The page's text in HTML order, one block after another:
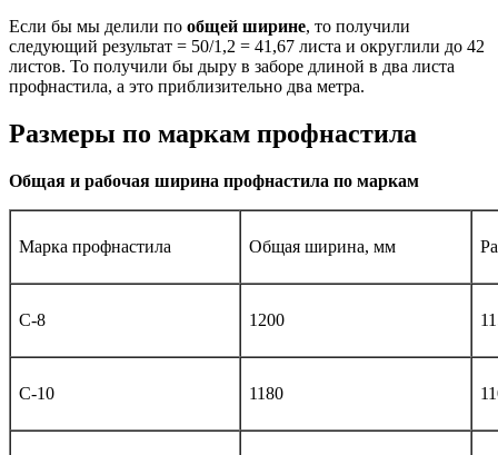
Если бы мы делили по общей ширине, то получили
следующий результат = 50/1,2 = 41,67 листа и округлили до 42
листов. То получили бы дыру в заборе длиной в два листа
профнастила, а это приблизительно два метра.
Размеры по маркам профнастила
Общая и рабочая ширина профнастила по маркам
Марка профнастила Общая ширина, мм
С-8 1200
С-10 1180